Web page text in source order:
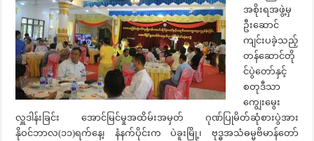
အစိုးရအဖွဲ့မှ
ဦးဆောင်
ကျင်းပခဲ့သည့်
တန်ဆောင်တို
င်ပွဲတော်နှင့်
စတုဒီသာ
ကျွေးမွေး
လှူဒါန်းခြင်း အောင်မြင်မှုအထိမ်းအမှတ် ဂုဏ်ပြုမိတ်ဆုံစားပွဲအား
နိုဝင်ဘာလ(၁၁)ရက်နေ့၊ နံနက်ပိုင်းက ပဲခူးမြို့၊ ဗုဒ္ဓအသံဓမ္မဗိမာန်တော်